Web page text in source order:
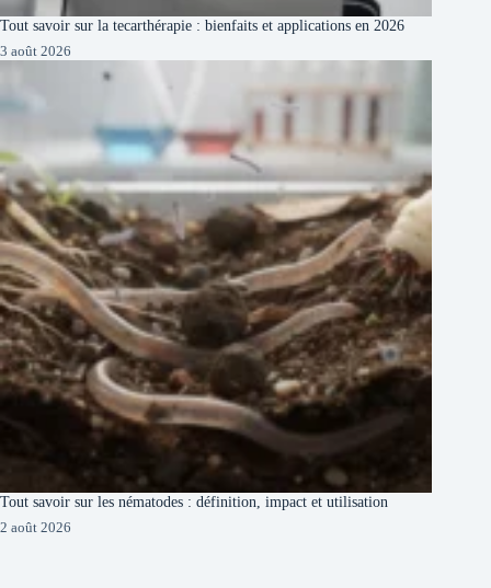
Tout savoir sur la tecarthérapie : bienfaits et applications en 2026
3 août 2026
Tout savoir sur les nématodes : définition, impact et utilisation
2 août 2026